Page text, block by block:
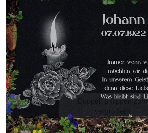
Doppelt antippen zum
vergrößern